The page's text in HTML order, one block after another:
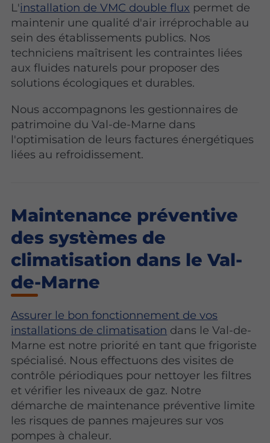
L'installation de VMC double flux permet de
maintenir une qualité d'air irréprochable au
sein des établissements publics. Nos
techniciens maîtrisent les contraintes liées
aux fluides naturels pour proposer des
solutions écologiques et durables.
Nous accompagnons les gestionnaires de
patrimoine du Val-de-Marne dans
l'optimisation de leurs factures énergétiques
liées au refroidissement.
Maintenance préventive
des systèmes de
climatisation dans le Val-
de-Marne
Assurer le bon fonctionnement de vos
installations de climatisation dans le Val-de-
Marne est notre priorité en tant que frigoriste
spécialisé. Nous effectuons des visites de
contrôle périodiques pour nettoyer les filtres
et vérifier les niveaux de gaz. Notre
démarche de maintenance préventive limite
les risques de pannes majeures sur vos
pompes à chaleur.